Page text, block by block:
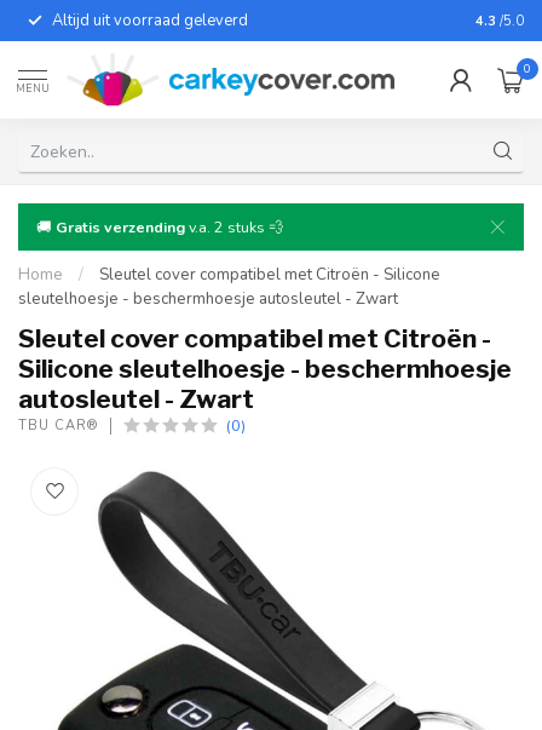
Altijd uit voorraad geleverd Voor
4.3 /5.0
MENU
0
🚚 Gratis verzendingv.a. 2 stuks 💨
Home /
Sleutel cover compatibel met Citroën - Silicone
sleutelhoesje - beschermhoesje autosleutel - Zwart
Sleutel cover compatibel met Citroën -
Silicone sleutelhoesje - beschermhoesje
autosleutel - Zwart
TBU CAR® (0)